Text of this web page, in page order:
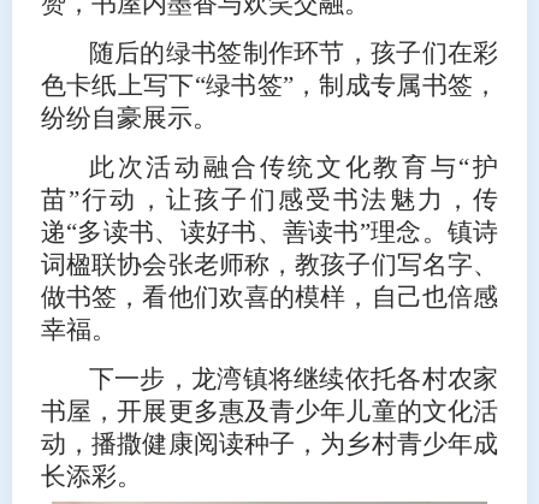
随后的绿书签制作环节，孩子们在彩
色卡纸上写下“绿书签”，制成专属书签，
纷纷自豪展示。
此次活动融合传统文化教育与“护
苗”行动，让孩子们感受书法魅力，传
递“多读书、读好书、善读书”理念。镇诗
词楹联协会张老师称，教孩子们写名字、
做书签，看他们欢喜的模样，自己也倍感
幸福。
下一步，龙湾镇将继续依托各村农家
书屋，开展更多惠及青少年儿童的文化活
动，播撒健康阅读种子，为乡村青少年成
长添彩。